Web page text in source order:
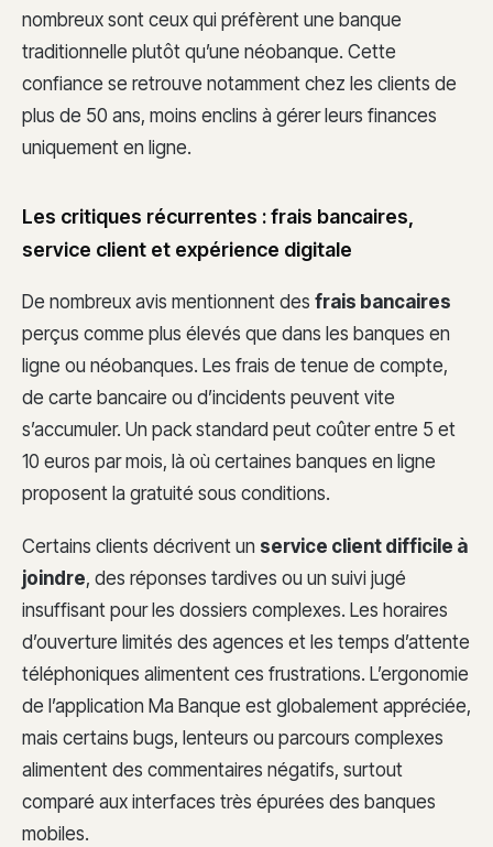
nombreux sont ceux qui préfèrent une banque
traditionnelle plutôt qu’une néobanque. Cette
confiance se retrouve notamment chez les clients de
plus de 50 ans, moins enclins à gérer leurs finances
uniquement en ligne.
Les critiques récurrentes : frais bancaires,
service client et expérience digitale
De nombreux avis mentionnent des frais bancaires
perçus comme plus élevés que dans les banques en
ligne ou néobanques. Les frais de tenue de compte,
de carte bancaire ou d’incidents peuvent vite
s’accumuler. Un pack standard peut coûter entre 5 et
10 euros par mois, là où certaines banques en ligne
proposent la gratuité sous conditions.
Certains clients décrivent un service client difficile à
joindre, des réponses tardives ou un suivi jugé
insuffisant pour les dossiers complexes. Les horaires
d’ouverture limités des agences et les temps d’attente
téléphoniques alimentent ces frustrations. L’ergonomie
de l’application Ma Banque est globalement appréciée,
mais certains bugs, lenteurs ou parcours complexes
alimentent des commentaires négatifs, surtout
comparé aux interfaces très épurées des banques
mobiles.